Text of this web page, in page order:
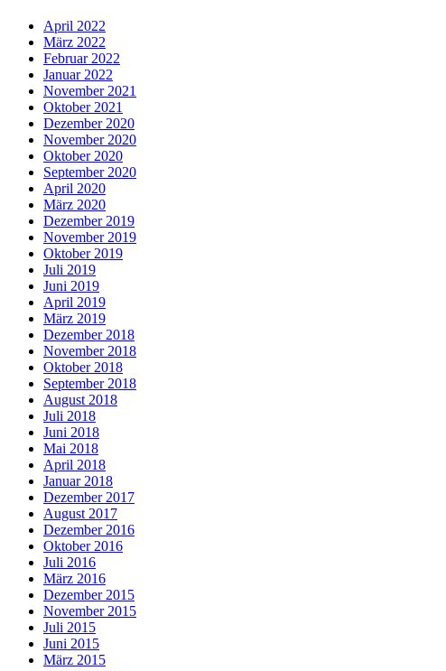
April 2022
März 2022
Februar 2022
Januar 2022
November 2021
Oktober 2021
Dezember 2020
November 2020
Oktober 2020
September 2020
April 2020
März 2020
Dezember 2019
November 2019
Oktober 2019
Juli 2019
Juni 2019
April 2019
März 2019
Dezember 2018
November 2018
Oktober 2018
September 2018
August 2018
Juli 2018
Juni 2018
Mai 2018
April 2018
Januar 2018
Dezember 2017
August 2017
Dezember 2016
Oktober 2016
Juli 2016
März 2016
Dezember 2015
November 2015
Juli 2015
Juni 2015
März 2015